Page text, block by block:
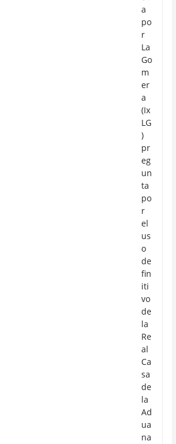
a
po
r
La
Go
m
er
a
(Ix
LG
)
pr
eg
un
ta
po
r
el
us
o
de
fin
iti
vo
de
la
Re
al
Ca
sa
de
la
Ad
ua
na